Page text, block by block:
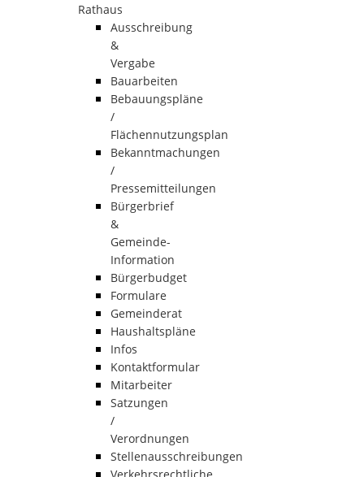
Rathaus
Ausschreibung
&
Vergabe
Bauarbeiten
Bebauungspläne
/
Flächennutzungsplan
Bekanntmachungen
/
Pressemitteilungen
Bürgerbrief
&
Gemeinde-
Information
Bürgerbudget
Formulare
Gemeinderat
Haushaltspläne
Infos
Kontaktformular
Mitarbeiter
Satzungen
/
Verordnungen
Stellenausschreibungen
Verkehrsrechtliche